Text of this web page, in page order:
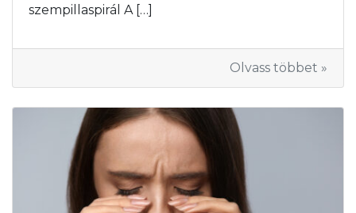
szempillaspirál A […]
Olvass többet »